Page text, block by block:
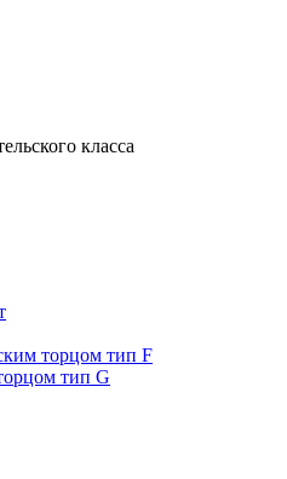
класса
торцом тип F
тип G